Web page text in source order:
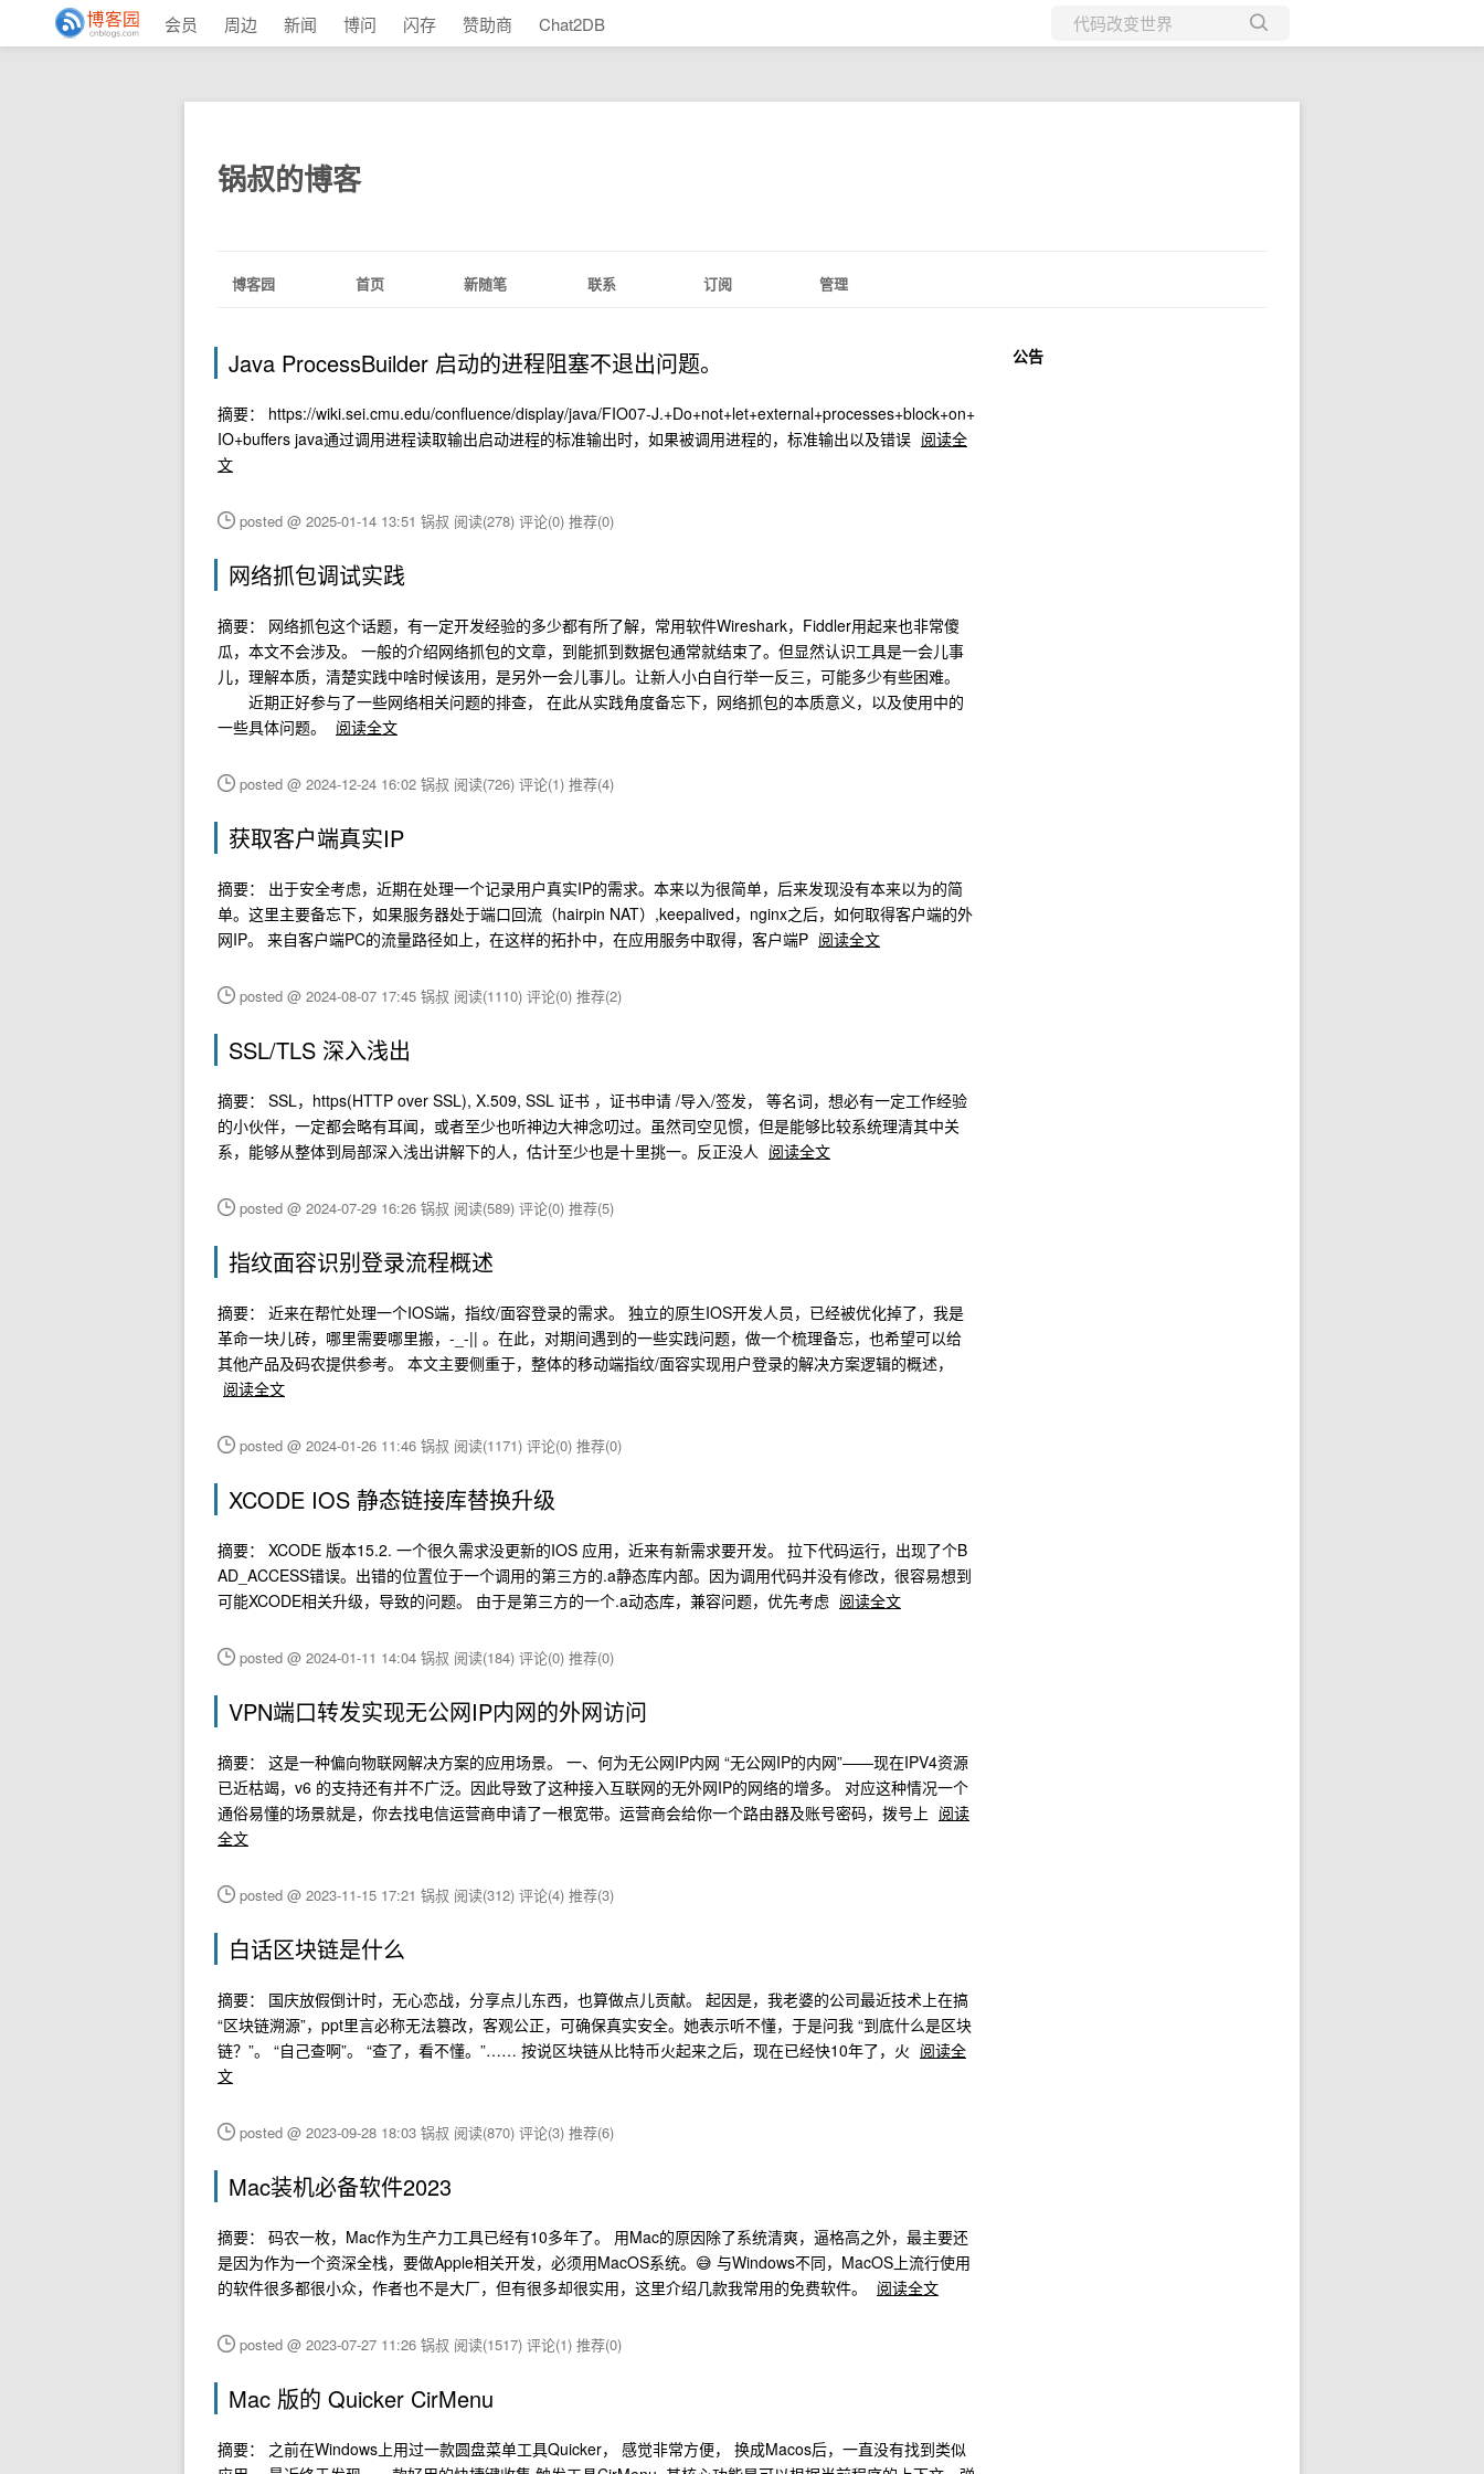
会员 周边 新闻 博问 闪存 赞助商 Chat2DB
当前博客
锅叔的博客
博客园 首页 新随笔 联系 订阅 管理
Java ProcessBuilder 启动的进程阻塞不退出问题。
摘要： https://wiki.sei.cmu.edu/confluence/display/java/FIO07-J.+Do+not+let+external+processes+block+on+
IO+buffers java通过调用进程读取输出启动进程的标准输出时，如果被调用进程的，标准输出以及错误 阅读全
文
posted @ 2025-01-14 13:51 锅叔 阅读(278) 评论(0) 推荐(0)
网络抓包调试实践
摘要： 网络抓包这个话题，有一定开发经验的多少都有所了解，常用软件Wireshark，Fiddler用起来也非常傻
瓜，本文不会涉及。 一般的介绍网络抓包的文章，到能抓到数据包通常就结束了。但显然认识工具是一会儿事
儿，理解本质，清楚实践中啥时候该用，是另外一会儿事儿。让新人小白自行举一反三，可能多少有些困难。
近期正好参与了一些网络相关问题的排查， 在此从实践角度备忘下，网络抓包的本质意义，以及使用中的
一些具体问题。
阅读全文
posted @ 2024-12-24 16:02 锅叔 阅读(726) 评论(1) 推荐(4)
获取客户端真实IP
摘要： 出于安全考虑，近期在处理一个记录用户真实IP的需求。本来以为很简单，后来发现没有本来以为的简
单。这里主要备忘下，如果服务器处于端口回流（hairpin NAT）,keepalived，nginx之后，如何取得客户端的外
网IP。 来自客户端PC的流量路径如上，在这样的拓扑中，在应用服务中取得，客户端P 阅读全文
posted @ 2024-08-07 17:45 锅叔 阅读(1110) 评论(0) 推荐(2)
SSL/TLS 深入浅出
摘要： SSL，https(HTTP over SSL), X.509, SSL 证书 ，证书申请 /导入/签发， 等名词，想必有一定工作经验
的小伙伴，一定都会略有耳闻，或者至少也听神边大神念叨过。虽然司空见惯，但是能够比较系统理清其中关
系，能够从整体到局部深入浅出讲解下的人，估计至少也是十里挑一。反正没人 阅读全文
posted @ 2024-07-29 16:26 锅叔 阅读(589) 评论(0) 推荐(5)
指纹面容识别登录流程概述
摘要： 近来在帮忙处理一个IOS端，指纹/面容登录的需求。 独立的原生IOS开发人员，已经被优化掉了，我是
革命一块儿砖，哪里需要哪里搬，-_-|| 。在此，对期间遇到的一些实践问题，做一个梳理备忘，也希望可以给
其他产品及码农提供参考。 本文主要侧重于，整体的移动端指纹/面容实现用户登录的解决方案逻辑的概述，
阅读全文
posted @ 2024-01-26 11:46 锅叔 阅读(1171) 评论(0) 推荐(0)
XCODE IOS 静态链接库替换升级
摘要： XCODE 版本15.2. 一个很久需求没更新的IOS 应用，近来有新需求要开发。 拉下代码运行，出现了个B
AD_ACCESS错误。出错的位置位于一个调用的第三方的.a静态库内部。因为调用代码并没有修改，很容易想到
可能XCODE相关升级，导致的问题。 由于是第三方的一个.a动态库，兼容问题，优先考虑 阅读全文
posted @ 2024-01-11 14:04 锅叔 阅读(184) 评论(0) 推荐(0)
VPN端口转发实现无公网IP内网的外网访问
摘要： 这是一种偏向物联网解决方案的应用场景。 一、何为无公网IP内网 “无公网IP的内网”——现在IPV4资源
已近枯竭，v6 的支持还有并不广泛。因此导致了这种接入互联网的无外网IP的网络的增多。 对应这种情况一个
通俗易懂的场景就是，你去找电信运营商申请了一根宽带。运营商会给你一个路由器及账号密码，拨号上 阅读
全文
posted @ 2023-11-15 17:21 锅叔 阅读(312) 评论(4) 推荐(3)
白话区块链是什么
摘要： 国庆放假倒计时，无心恋战，分享点儿东西，也算做点儿贡献。 起因是，我老婆的公司最近技术上在搞
“区块链溯源”，ppt里言必称无法篡改，客观公正，可确保真实安全。她表示听不懂，于是问我 “到底什么是区块
链？”。 “自己查啊”。 “查了，看不懂。”…… 按说区块链从比特币火起来之后，现在已经快10年了，火 阅读全
文
posted @ 2023-09-28 18:03 锅叔 阅读(870) 评论(3) 推荐(6)
Mac装机必备软件2023
摘要： 码农一枚，Mac作为生产力工具已经有10多年了。 用Mac的原因除了系统清爽，逼格高之外，最主要还
是因为作为一个资深全栈，要做Apple相关开发，必须用MacOS系统。😅 与Windows不同，MacOS上流行使用
的软件很多都很小众，作者也不是大厂，但有很多却很实用，这里介绍几款我常用的免费软件。
阅读全文
posted @ 2023-07-27 11:26 锅叔 阅读(1517) 评论(1) 推荐(0)
Mac 版的 Quicker CirMenu
摘要： 之前在Windows上用过一款圆盘菜单工具Quicker， 感觉非常方便， 换成Macos后，一直没有找到类似
公告